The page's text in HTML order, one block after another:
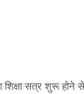
शिक्षा सत्र शुरू होने